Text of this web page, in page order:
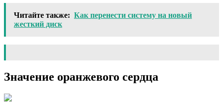
Читайте также: Как перенести систему на новый
жесткий диск
Значение оранжевого сердца